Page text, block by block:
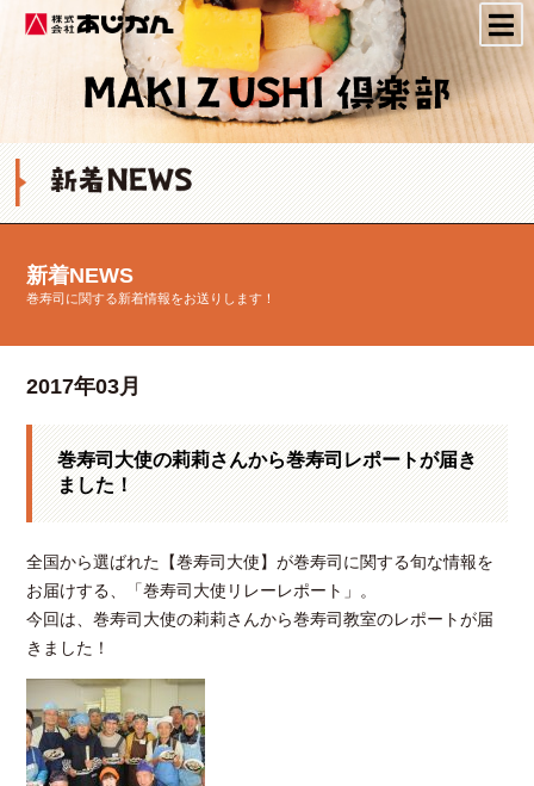
株式会社あじかん
新着NEWS
巻寿司に関する新着情報をお送りします！
2017年03月
巻寿司大使の莉莉さんから巻寿司レポートが届き
ました！
全国から選ばれた【巻寿司大使】が巻寿司に関する旬な情報を
お届けする、「巻寿司大使リレーレポート」。
今回は、巻寿司大使の莉莉さんから巻寿司教室のレポートが届
きました！